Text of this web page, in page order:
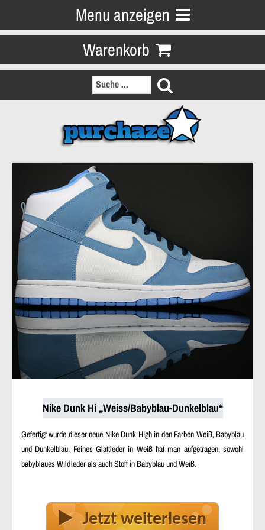
Menu anzeigen
Warenkorb
Nike Dunk Hi „Weiss/Babyblau-Dunkelblau“
Gefertigt wurde dieser neue Nike Dunk High in den Farben Weiß, Babyblau
und Dunkelblau. Feines Glattleder in Weiß hat man aufgetragen, sowohl
babyblaues Wildleder als auch Stoff in Babyblau und Weiß.
Jetzt weiterlesen